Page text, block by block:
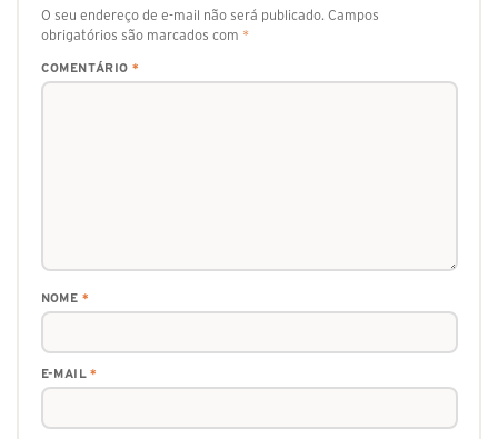
O seu endereço de e-mail não será publicado. Campos
obrigatórios são marcados com *
COMENTÁRIO *
NOME *
E-MAIL*